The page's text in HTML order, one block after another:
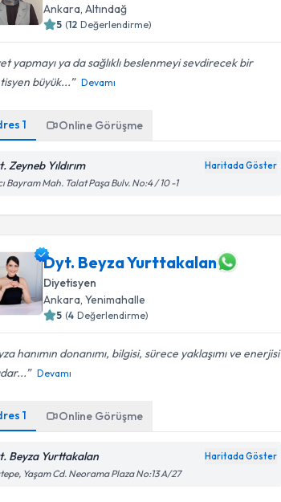
Ankara , Altındağ
5 (12 Değerlendirme)
yapmayı ya da sağlıklı beslenmeyi sevdirecek bir
büyük...
Devamı
1 Online Görüşme
Zeyneb Yıldırım Haritada Göster
Bayram Mah. Talat Paşa Bulv. No:4 / 10 -1
Dyt. Beyza Yurttakalan
Diyetisyen
Ankara, Yenimahalle
5 (4 Değerlendirme)
hanımın donanımı, bilgisi, sürece yaklaşımı ve enerjisi
Devamı
1 Online Görüşme
Beyza Yurttakalan Haritada Göster
Yaşam Cd. Neorama Plaza No:13 A/27